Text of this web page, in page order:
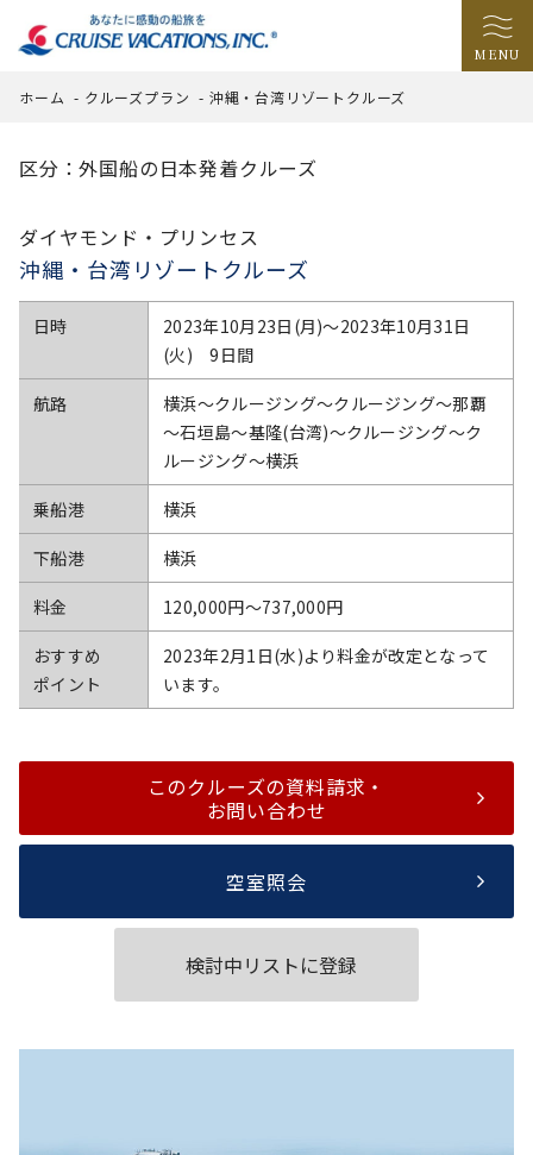
MENU
ホーム - クルーズプラン - 沖縄・台湾リゾートクルーズ
区分：外国船の日本発着クルーズ
ダイヤモンド・プリンセス
沖縄・台湾リゾートクルーズ
日時
2023年10月23日(月)〜2023年10月31日
(火) 9日間
航路
横浜～クルージング～クルージング～那覇
～石垣島～基隆(台湾)～クルージング～ク
ルージング～横浜
乗船港 横浜
下船港 横浜
料金 120,000円〜737,000円
おすすめ
ポイント
2023年2月1日(水)より料金が改定となって
います。
このクルーズの資料請求・
お問い合わせ
空室照会
検討中リストに登録